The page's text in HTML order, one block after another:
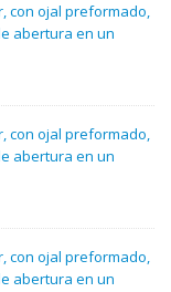
con ojal preformado,
abertura en un
con ojal preformado,
abertura en un
con ojal preformado,
abertura en un